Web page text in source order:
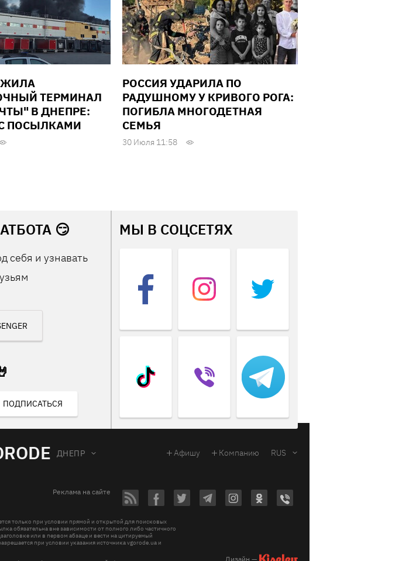
ТЕРМИНАЛ
В ДНЕПРЕ:
ПОСЫЛКАМИ
РОССИЯ УДАРИЛА ПО
РАДУШНОМУ У КРИВОГО РОГА:
ПОГИБЛА МНОГОДЕТНАЯ
СЕМЬЯ
30 Июля 11:58
😏
себя и узнавать
ПОДПИСАТЬСЯ
МЫ В СОЦСЕТЯХ
ДНЕПР Афишу Компанию RUS
Реклама на сайте
только при условии прямой и открытой для поисковых
обязательна вне зависимости от полного либо частичного
или в первом абзаце и вести на цитируемый
при условии указания источника vgorode.ua и
Дизайн —